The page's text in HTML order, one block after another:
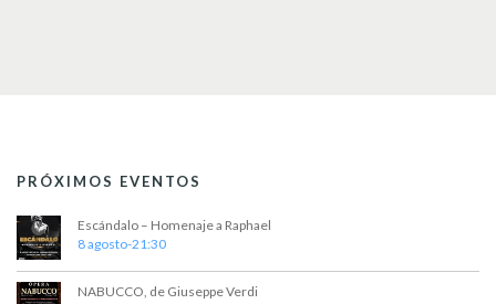
PRÓXIMOS EVENTOS
Escándalo – Homenaje a Raphael
8 agosto-21:30
NABUCCO, de Giuseppe Verdi